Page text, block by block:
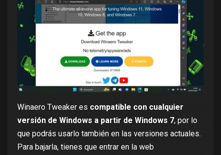
Winaero Tweaker es compatible con cualquier
versión de Windows a partir de Windows 7, por lo
que podrás usarlo también en las versiones actuales.
Para bajarla, tienes que entrar en la web